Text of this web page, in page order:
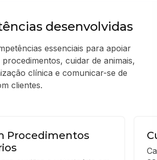
desenvolvidas
essenciais para apoiar
cuidar de animais,
clínica e comunicar-se de
clientes.
Procedimentos